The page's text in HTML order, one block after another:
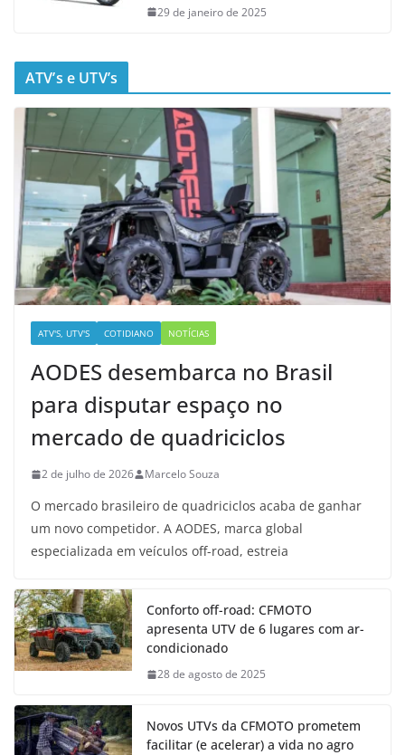
29 de janeiro de 2025
ATV’s e UTV’s
ATV'S, UTV'S COTIDIANO NOTÍCIAS
AODES desembarca no Brasil
para disputar espaço no
mercado de quadriciclos
2 de julho de 2026 Marcelo Souza
O mercado brasileiro de quadriciclos acaba de ganhar
um novo competidor. A AODES, marca global
especializada em veículos off-road, estreia
Conforto off-road: CFMOTO
apresenta UTV de 6 lugares com ar-
condicionado
28 de agosto de 2025
Novos UTVs da CFMOTO prometem
facilitar (e acelerar) a vida no agro